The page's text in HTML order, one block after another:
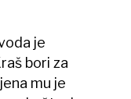
je
bori za
mu je